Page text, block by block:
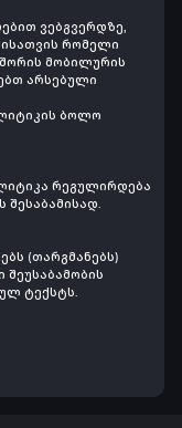
ვებგვერდზე,
რომელი
მობილურის
არსებული
ბოლო
რეგულირდება
(თარგმანებს)
შეუსაბამობის
ტექსტს.